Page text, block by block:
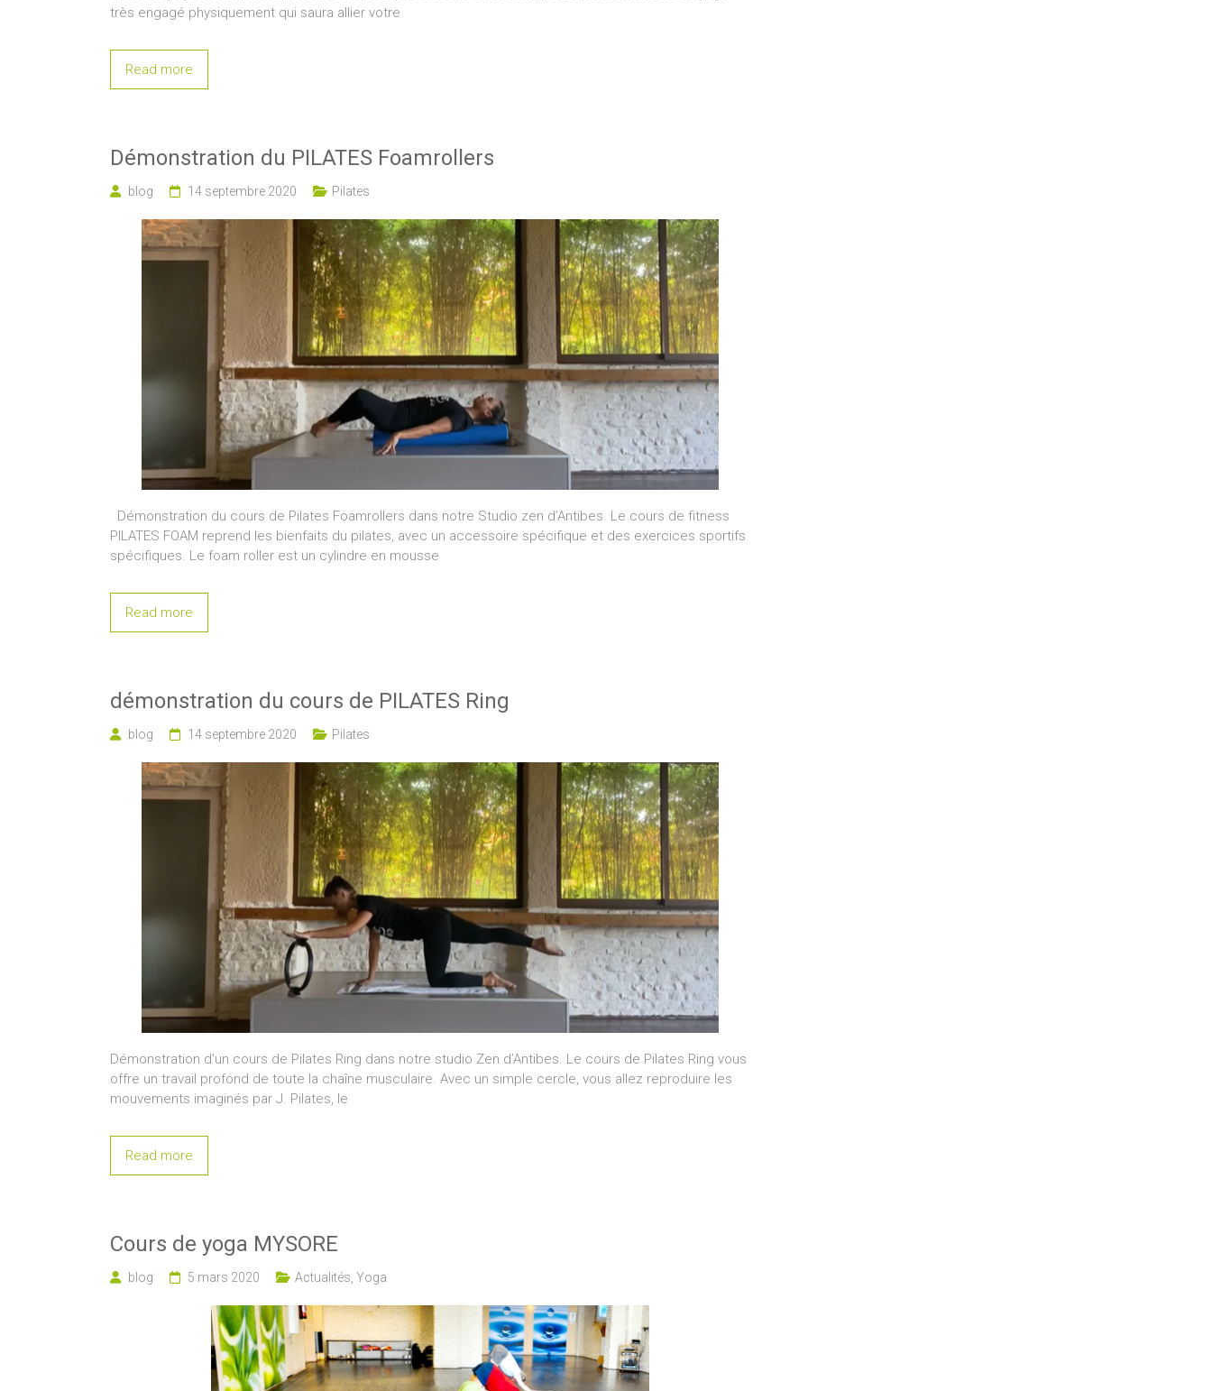
très engagé physiquement qui saura allier votre
Read more
Démonstration du PILATES Foamrollers
blog 14 septembre 2020 Pilates
Démonstration du cours de Pilates Foamrollers dans notre Studio zen d’Antibes. Le cours de fitness
PILATES FOAM reprend les bienfaits du pilates, avec un accessoire spécifique et des exercices sportifs
spécifiques. Le foam roller est un cylindre en mousse
Read more
démonstration du cours de PILATES Ring
blog 14 septembre 2020 Pilates
Démonstration d’un cours de Pilates Ring dans notre studio Zen d’Antibes. Le cours de Pilates Ring vous
offre un travail profond de toute la chaîne musculaire. Avec un simple cercle, vous allez reproduire les
mouvements imaginés par J. Pilates, le
Read more
Cours de yoga MYSORE
blog 5 mars 2020 Actualités Yoga